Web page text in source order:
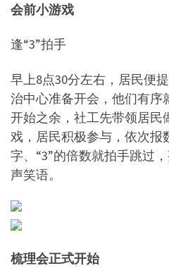
会前小游戏
逢“3”拍手
早上8点30分左右，居民便
治中心准备开会，他们有序
开始之余，社工先带领居民
戏，居民积极参与，依次报
字、“3”的倍数就拍手跳过
声笑语。
梳理会正式开始